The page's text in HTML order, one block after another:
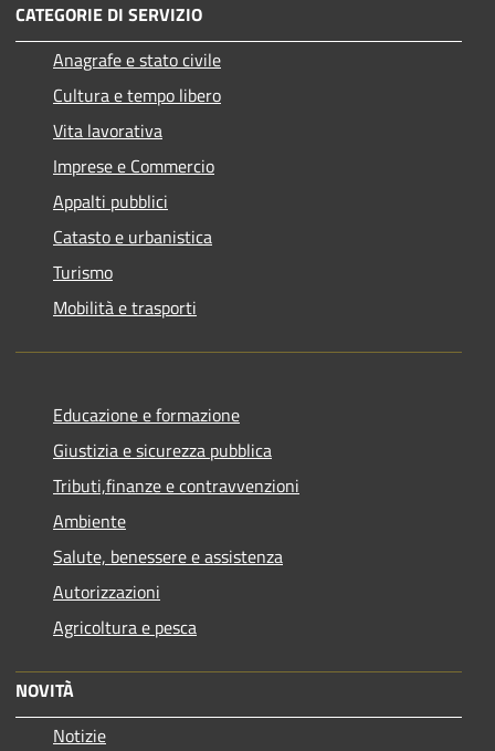
CATEGORIE DI SERVIZIO
Anagrafe e stato civile
Cultura e tempo libero
Vita lavorativa
Imprese e Commercio
Appalti pubblici
Catasto e urbanistica
Turismo
Mobilità e trasporti
Educazione e formazione
Giustizia e sicurezza pubblica
Tributi,finanze e contravvenzioni
Ambiente
Salute, benessere e assistenza
Autorizzazioni
Agricoltura e pesca
NOVITÀ
Notizie